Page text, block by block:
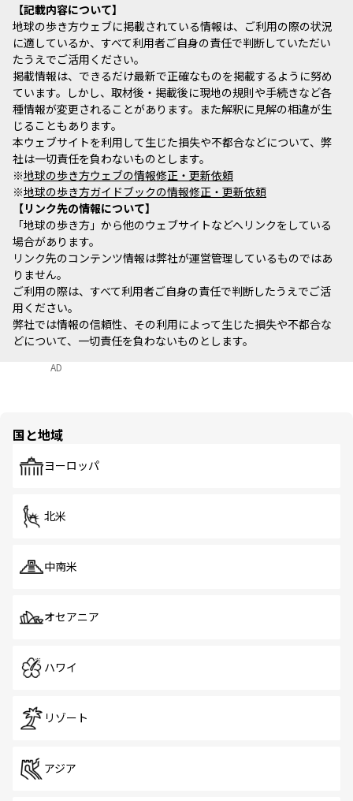
記載内容について
地球の歩き方ウェブに掲載されている情報は、ご利用の際の状況
に適しているか、すべて利用者ご自身の責任で判断していただい
たうえでご活用ください。
掲載情報は、できるだけ最新で正確なものを掲載するように努め
ています。しかし、取材後・掲載後に現地の規則や手続きなど各
種情報が変更されることがあります。また解釈に見解の相違が生
じることもあります。
本ウェブサイトを利用して生じた損失や不都合などについて、弊
社は一切責任を負わないものとします。
※地球の歩き方ウェブの情報修正・更新依頼
※地球の歩き方ガイドブックの情報修正・更新依頼
リンク先の情報について
「地球の歩き方」から他のウェブサイトなどへリンクをしている
場合があります。
リンク先のコンテンツ情報は弊社が運営管理しているものではあ
りません。
ご利用の際は、すべて利用者ご自身の責任で判断したうえでご活
用ください。
弊社では情報の信頼性、その利用によって生じた損失や不都合な
どについて、一切責任を負わないものとします。
AD
国と地域
ヨーロッパ
北米
中南米
オセアニア
ハワイ
リゾート
アジア